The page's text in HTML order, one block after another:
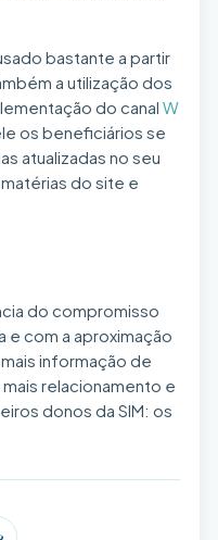
bastante a partir
a utilização dos
do canal W
os beneficiários se
atualizadas no seu
do site e
do compromisso
e com a aproximação
informação de
relacionamento e
donos da SIM: os